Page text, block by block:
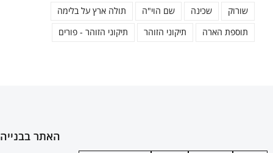
שורוק
שכינה שם הוי"ה
תולה ארץ על בלימה
תוספת הארה
תיקוני הזוהר תיקוני הזוהר - פורים
האתר בבנייה